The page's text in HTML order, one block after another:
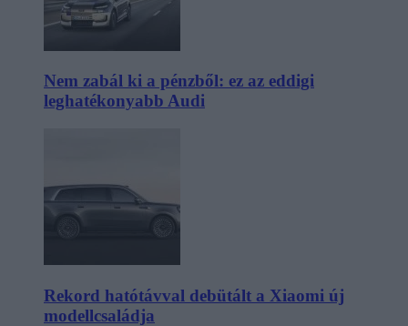
Nem zabál ki a pénzből: ez az eddigi
leghatékonyabb Audi
Rekord hatótávval debütált a Xiaomi új
modellcsaládja